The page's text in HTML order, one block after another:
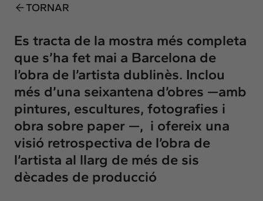
TORNAR
Es tracta de la mostra més completa
que s’ha fet mai a Barcelona de
l’obra de l’artista dublinès. Inclou
més d’una seixantena d’obres —amb
pintures, escultures, fotografies i
obra sobre paper —, i ofereix una
visió retrospectiva de l’obra de
l’artista al llarg de més de sis
dècades de producció